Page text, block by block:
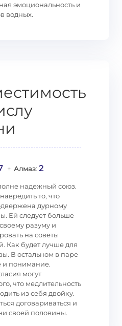
эмоциональность и
водных.
+ Алмаз: 2
надежный союз.
то, что
дурному
Ей следует больше
разуму и
на советы
Как будет лучше для
В остальном в паре
и понимание.
могут
что медлительность
из себя двойку.
договариваться и
своей половины.